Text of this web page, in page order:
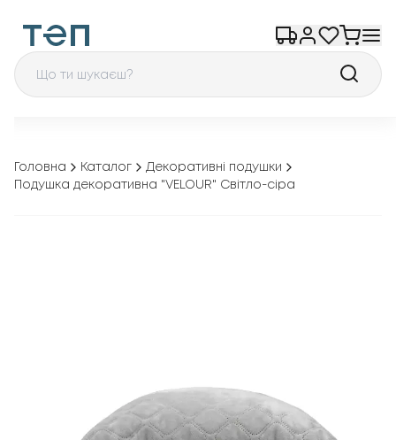
Головна Каталог
Декоративні подушки
Подушка декоративна "VELOUR" Світло-сіра